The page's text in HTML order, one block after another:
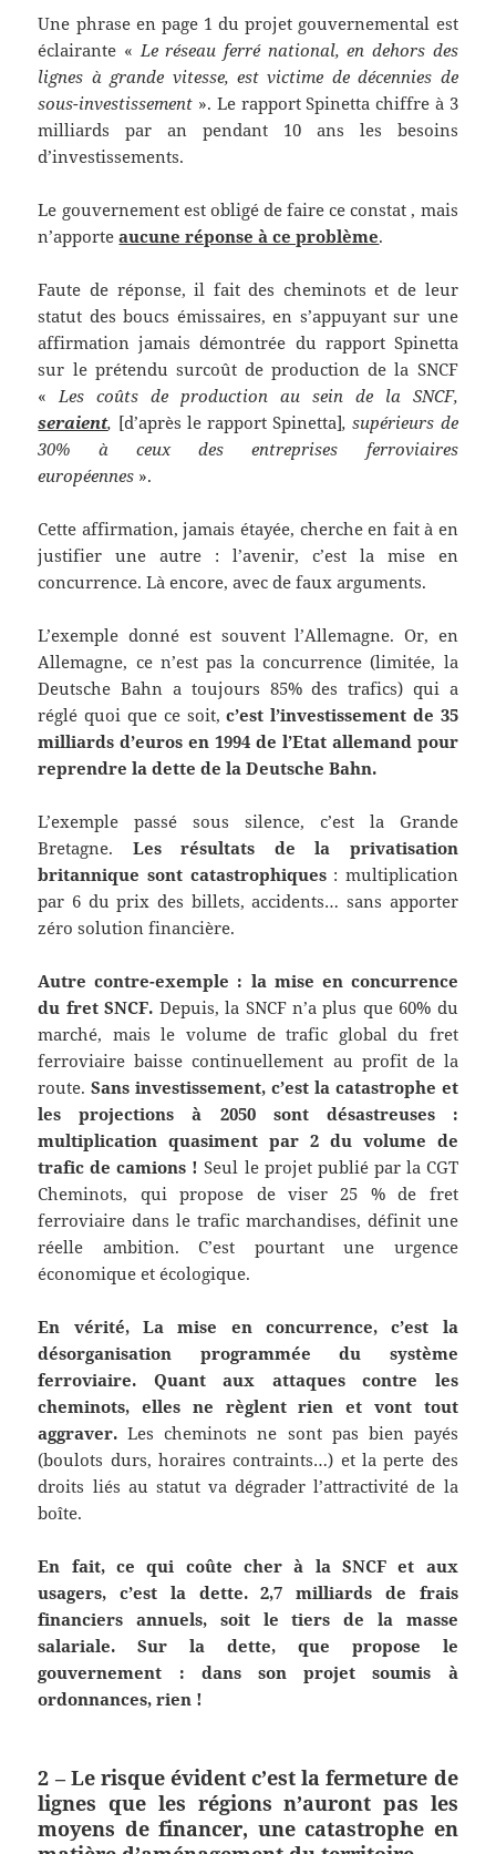
Une phrase en page 1 du projet gouvernemental est
éclairante «Le réseau ferré national, en dehors des
lignes à grande vitesse, est victime de décennies de
sous-investissement ». Le rapport Spinetta chiffre à 3
milliards par an pendant 10 ans les besoins
d’investissements.
Le gouvernement est obligé de faire ce constat , mais
n’apporteaucune réponse à ce problème.
Faute de réponse, il fait des cheminots et de leur
statut des boucs émissaires, en s’appuyant sur une
affirmation jamais démontrée du rapport Spinetta
sur le prétendu surcoût de production de la SNCF
«Les coûts de production au sein de la SNCF,
seraient, [d’après le rapport Spinetta], supérieurs de
30% à ceux des entreprises ferroviaires
européennes ».
Cette affirmation, jamais étayée, cherche en fait à en
justifier une autre : l’avenir, c’est la mise en
concurrence. Là encore, avec de faux arguments.
L’exemple donné est souvent l’Allemagne. Or, en
Allemagne, ce n’est pas la concurrence (limitée, la
Deutsche Bahn a toujours 85% des trafics) qui a
réglé quoi que ce soit,c’est l’investissement de 35
milliards d’euros en 1994 de l’Etat allemand pour
reprendre la dette de la Deutsche Bahn.
L’exemple passé sous silence, c’est la Grande
Bretagne. Les résultats de la privatisation
britannique sont catastrophiques : multiplication
par 6 du prix des billets, accidents… sans apporter
zéro solution financière.
Autre contre-exemple : la mise en concurrence
du fret SNCF. Depuis, la SNCF n’a plus que 60% du
marché, mais le volume de trafic global du fret
ferroviaire baisse continuellement au profit de la
route.Sans investissement, c’est la catastrophe et
les projections à 2050 sont désastreuses :
multiplication quasiment par 2 du volume de
trafic de camions ! Seul le projet publié par la CGT
Cheminots, qui propose de viser 25 % de fret
ferroviaire dans le trafic marchandises, définit une
réelle ambition. C’est pourtant une urgence
économique et écologique.
En vérité, La mise en concurrence, c’est la
désorganisation programmée du système
ferroviaire. Quant aux attaques contre les
cheminots,elles ne règlent rien et vont tout
aggraver.Les cheminots ne sont pas bien payés
(boulots durs, horaires contraints…) et la perte des
droits liés au statut va dégrader l’attractivité de la
boîte.
En fait, ce qui coûte cher à la SNCF et aux
usagers, c’est la dette. 2,7 milliards de frais
financiers annuels, soit le tiers de la masse
salariale. Sur la dette, que propose le
gouvernement : dans son projet soumis à
ordonnances, rien !
2 – Le risque évident c’est la fermeture de
lignes que les régions n’auront pas les
moyens de financer, une catastrophe en